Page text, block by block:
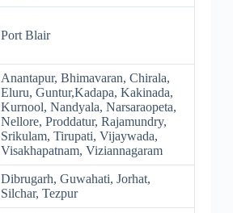
Port Blair
Anantapur, Bhimavaran, Chirala,
Eluru, Guntur,Kadapa, Kakinada,
Kurnool, Nandyala, Narsaraopeta,
Nellore, Proddatur, Rajamundry,
Srikulam, Tirupati, Vijaywada,
Visakhapatnam, Viziannagaram
Dibrugarh, Guwahati, Jorhat,
Silchar, Tezpur